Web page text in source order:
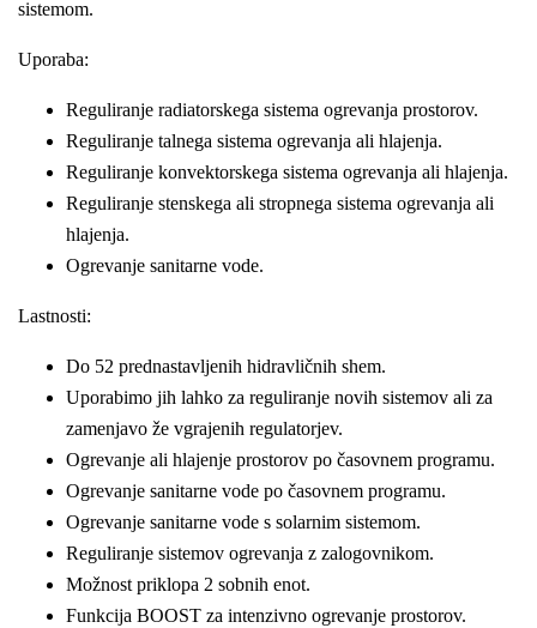
sistemom.
Uporaba:
Reguliranje radiatorskega sistema ogrevanja prostorov.
Reguliranje talnega sistema ogrevanja ali hlajenja.
Reguliranje konvektorskega sistema ogrevanja ali hlajenja.
Reguliranje stenskega ali stropnega sistema ogrevanja ali
hlajenja.
Ogrevanje sanitarne vode.
Lastnosti:
Do 52 prednastavljenih hidravličnih shem.
Uporabimo jih lahko za reguliranje novih sistemov ali za
zamenjavo že vgrajenih regulatorjev.
Ogrevanje ali hlajenje prostorov po časovnem programu.
Ogrevanje sanitarne vode po časovnem programu.
Ogrevanje sanitarne vode s solarnim sistemom.
Reguliranje sistemov ogrevanja z zalogovnikom.
Možnost priklopa 2 sobnih enot.
Funkcija BOOST za intenzivno ogrevanje prostorov.